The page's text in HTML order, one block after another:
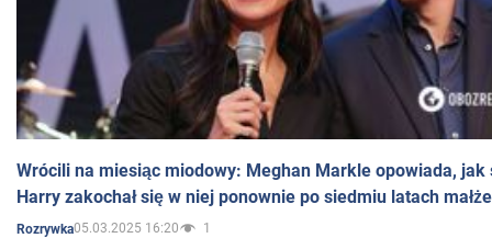
Wrócili na miesiąc miodowy: Meghan Markle opowiada, jak
Harry zakochał się w niej ponownie po siedmiu latach
Rozrywka05.03.2025 16:20 1